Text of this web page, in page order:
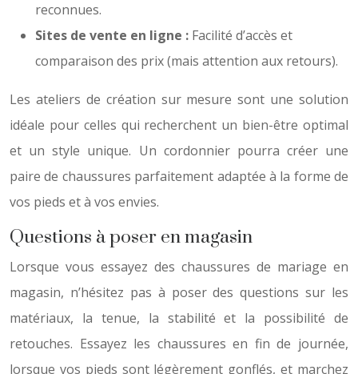
reconnues.
Sites de vente en ligne : Facilité d’accès et
comparaison des prix (mais attention aux retours).
Les ateliers de création sur mesure sont une solution
idéale pour celles qui recherchent un bien-être optimal
et un style unique. Un cordonnier pourra créer une
paire de chaussures parfaitement adaptée à la forme de
vos pieds et à vos envies.
Questions à poser en magasin
Lorsque vous essayez des chaussures de mariage en
magasin, n’hésitez pas à poser des questions sur les
matériaux, la tenue, la stabilité et la possibilité de
retouches. Essayez les chaussures en fin de journée,
lorsque vos pieds sont légèrement gonflés, et marchez